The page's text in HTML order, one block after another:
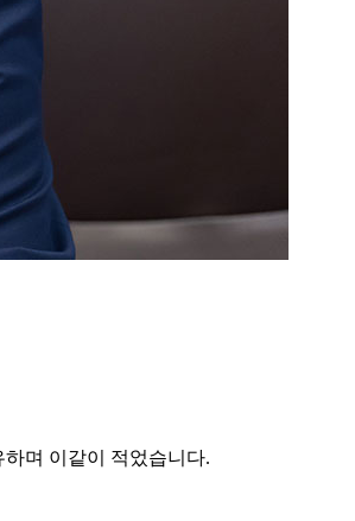
며 이같이 적었습니다.